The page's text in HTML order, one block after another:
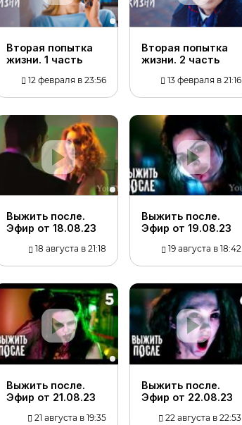
Вторая попытка
жизни. 1 часть
12 февраля в 23:56
Вторая попытка
жизни. 2 часть
13 февраля в 21:16
Выжить после.
Эфир от 18.08.23
18 августа в 21:18
Выжить после.
Эфир от 19.08.23
19 августа в 18:42
Выжить после.
Эфир от 21.08.23
21 августа в 19:35
Выжить после.
Эфир от 22.08.23
22 августа в 22:53